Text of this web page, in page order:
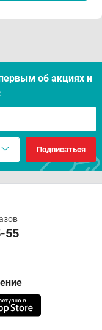
об акцияx и
Подписаться
55